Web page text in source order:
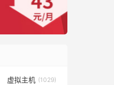
虚拟主机 (1029)